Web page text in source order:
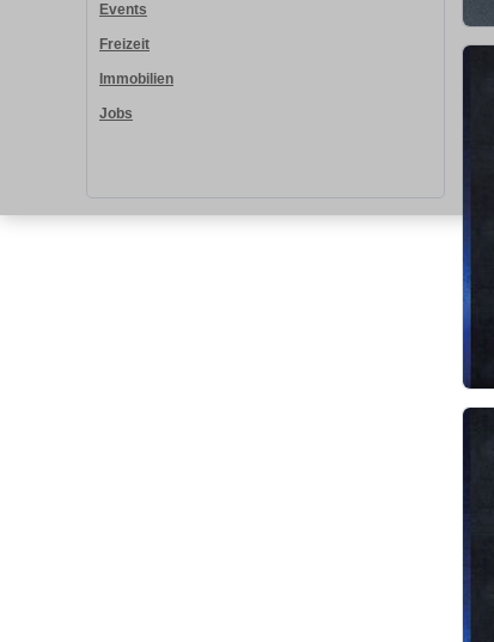
Events
Freizeit
Immobilien
Jobs